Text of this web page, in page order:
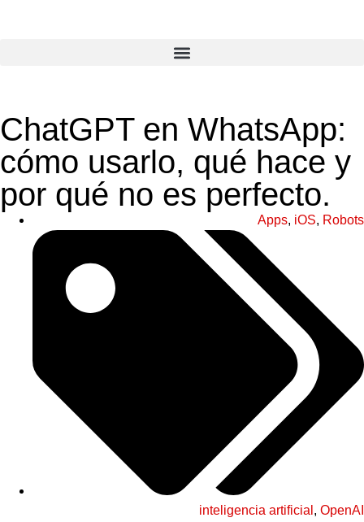
ChatGPT en WhatsApp:
cómo usarlo, qué hace y
por qué no es perfecto.
Apps, iOS, Robots
inteligencia artificial , OpenAI